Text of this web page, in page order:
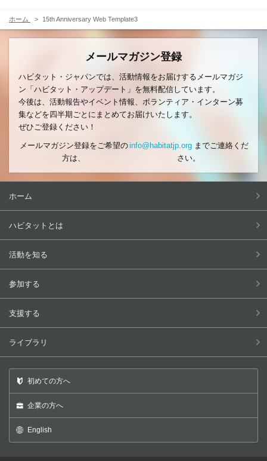
ホーム 15th Anniversary Web Template3
メールマガジン登録
ハビタット・ジャパンでは、活動情報をお届けするメールマガジ
ン「ハビタット・アップデート」を無料配信しています。
今後は、活動報告やイベント情報、ボランティア・インターン募
集などを四半期ごとにまとめてお届けいたします。
ぜひご登録ください！
メールマガジン登録をご希望の
方は、
info@habitatjp.orgまでご連絡くだ
さい。
ホーム
ハビタットとは
活動を知る
参加する
支援する
ライブラリ
初めての方へ
企業の方へ
English